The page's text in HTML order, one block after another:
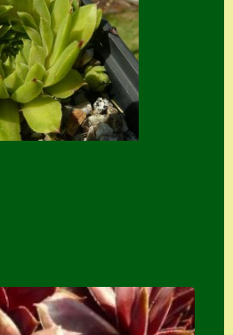
Versand von
Semps
Warenkorb
Warenkorb
Widerrufsbelehru
Zubehör
Zubehör